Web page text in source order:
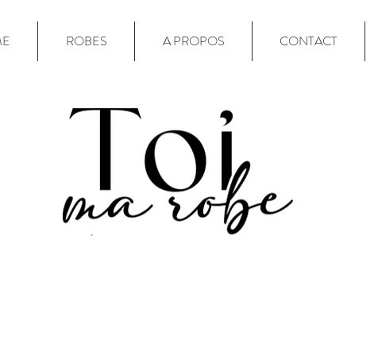
ROBES A PROPOS CONTACT